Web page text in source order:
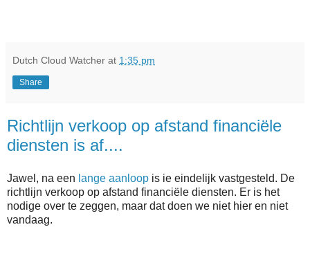
Dutch Cloud Watcher at 1:35 pm
Share
Richtlijn verkoop op afstand financiële
diensten is af....
Jawel, na een lange aanloop is ie eindelijk vastgesteld. De
richtlijn verkoop op afstand financiële diensten. Er is het
nodige over te zeggen, maar dat doen we niet hier en niet
vandaag.